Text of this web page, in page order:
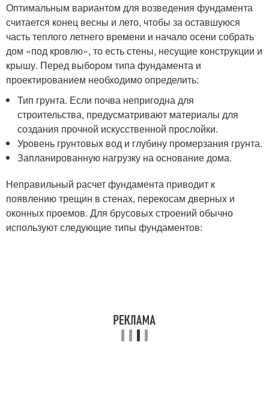
Оптимальным вариантом для возведения фундамента
считается конец весны и лето, чтобы за оставшуюся
часть теплого летнего времени и начало осени собрать
дом «под кровлю», то есть стены, несущие конструкции и
крышу. Перед выбором типа фундамента и
проектированием необходимо определить:
Тип грунта. Если почва непригодна для
строительства, предусматривают материалы для
создания прочной искусственной прослойки.
Уровень грунтовых вод и глубину промерзания грунта.
Запланированную нагрузку на основание дома.
Неправильный расчет фундамента приводит к
появлению трещин в стенах, перекосам дверных и
оконных проемов. Для брусовых строений обычно
используют следующие типы фундаментов: